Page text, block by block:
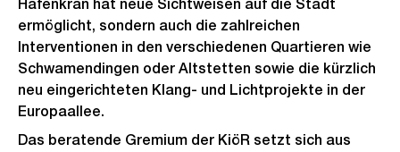
Hafenkran hat neue Sichtweisen auf die Stadt
ermöglicht, sondern auch die zahlreichen
Interventionen in den verschiedenen Quartieren wie
Schwamendingen oder Altstetten sowie die kürzlich
neu eingerichteten Klang- und Lichtprojekte in der
Europaallee.
Das beratende Gremium der KiöR setzt sich aus